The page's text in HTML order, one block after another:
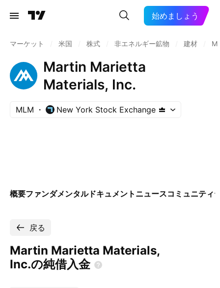
始めましょう
マーケット 米国 株式 非エネルギー鉱物 建材
Martin Marietta
Materials, Inc.
MLM New York Stock Exchange
概要ファンダメンタルドキュメント ニュースコミュニティ
戻る
Martin Marietta Materials,
Inc.の純借入金